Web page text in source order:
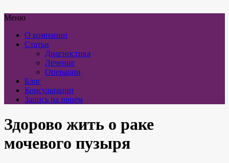
Меню
О компании
Статьи
Диагностика
Лечение
Операции
Блог
Консультации
Запись на приём
Здорово жить о раке
мочевого пузыря